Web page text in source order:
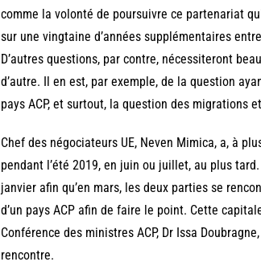
comme la volonté de poursuivre ce partenariat
sur une vingtaine d’années supplémentaires
D’autres questions, par contre, nécessiteront
d’autre. Il en est, par exemple, de la question
pays ACP, et surtout, la question des migrations
Chef des négociateurs UE, Neven Mimica, a, à
pendant l’été 2019, en juin ou juillet, au plus
janvier afin qu’en mars, les deux parties se
d’un pays ACP afin de faire le point. Cette
Conférence des ministres ACP, Dr Issa
rencontre.